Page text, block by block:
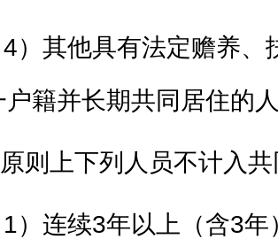
4）其他具有法定赡养、
户籍并长期共同居住的
原则上下列人员不计入
1）连续3年以上 （含3年